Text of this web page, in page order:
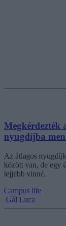
Megkérdezték
nyugdíjba
Az átlagos
között van, de egy
lejjebb vinné.
Campus life
Gál Luca